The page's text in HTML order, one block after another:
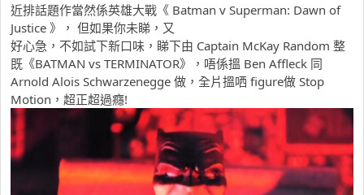
近排話題作當然係英雄大戰《 Batman v Superman: Dawn of
Justice 》， 但如果你未睇，又
好心急，不如試下新口味，睇下由 Captain McKay Random 整
既《BATMAN vs TERMINATOR》，唔係搵 Ben Affleck 同
Arnold Alois Schwarzenegge 做，全片搵哂 figure做 Stop
Motion，超正超過癮!